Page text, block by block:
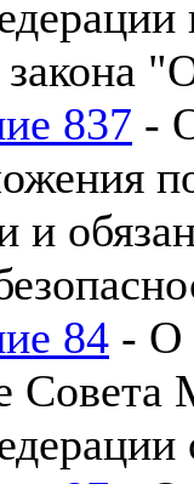
закона
837 -
и
84 - О
Совета